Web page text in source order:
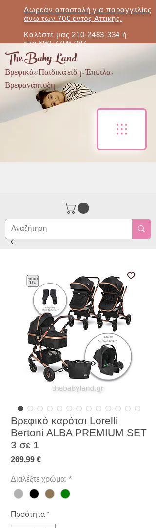
Δωρεάν αποστολή για παραγγελίες
άνω των 70€ εντός Αττικής.
Καλέστε μας 210-2483-334 ή
στο690-7709-097
The Baby Land
Βρεφικά & Παιδικά είδη - Έπιπλα -
Βρεφανάπτυξη
Βρεφικό καρότσι Lorelli
Bertoni ALBA PREMIUM SET
3 σε 1
269,99 €Τιμή
Διαλέξτε χρώμα: *
Ποσότητα *